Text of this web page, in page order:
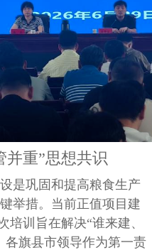
并重”思想共识
巩固和提高粮食生产
举措。当前正值项目建
培训旨在解决“谁来建、
各旗县市领导作为第一责